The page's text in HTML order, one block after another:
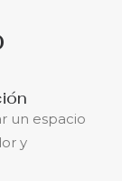
un espacio
y